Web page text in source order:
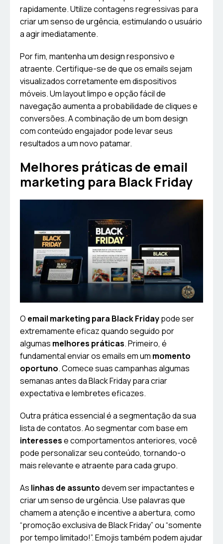
rapidamente. Utilize contagens regressivas para
criar um senso de urgência, estimulando o usuário
a agir imediatamente.
Por fim, mantenha um design responsivo e
atraente. Certifique-se de que os emails sejam
visualizados corretamente em dispositivos
móveis. Um layout limpo e opção fácil de
navegação aumenta a probabilidade de cliques e
conversões. A combinação de um bom design
com conteúdo engajador pode levar seus
resultados a um novo patamar.
Melhores práticas de email
marketing para Black Friday
O email marketing para Black Fridaypode ser
extremamente eficaz quando seguido por
algumas melhores práticas. Primeiro, é
fundamental enviar os emails em um momento
oportuno. Comece suas campanhas algumas
semanas antes da Black Friday para criar
expectativa e lembretes eficazes.
Outra prática essencial é a segmentação da sua
lista de contatos. Ao segmentar com base em
interessese comportamentos anteriores, você
pode personalizar seu conteúdo, tornando-o
mais relevante e atraente para cada grupo.
As linhas de assuntodevem ser impactantes e
criar um senso de urgência. Use palavras que
chamem a atenção e incentive a abertura, como
“promoção exclusiva de Black Friday” ou “somente
por tempo limitado!”. Emojis também podem ajudar